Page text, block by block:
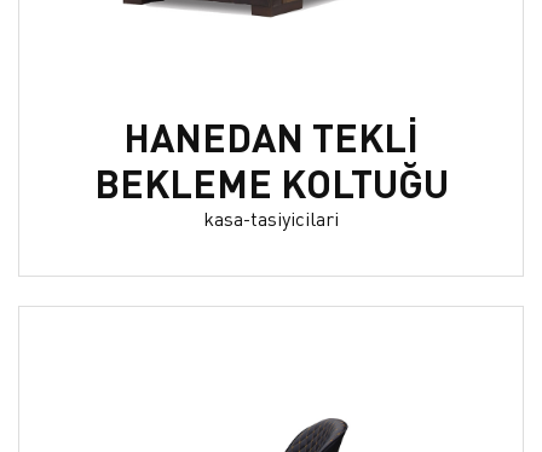
HANEDAN TEKLİ
BEKLEME KOLTUĞU
kasa-tasiyicilari